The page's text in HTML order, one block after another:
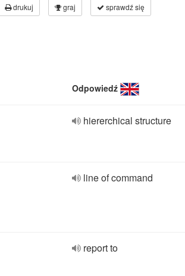
drukuj graj sprawdź się
Odpowiedź
hiererchical structure
line of command
report to